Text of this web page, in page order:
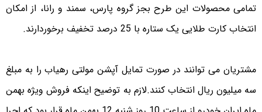
تمامی محصولات این طرح بجز گروه پارس، سمند و رانا، از امکان
انتخاب کارت طلایی یک ستاره با 25 درصد تخفیف برخوردارند.
مشتریان می توانند در صورت تمایل آپشن مولتی رهیاب را به مبلغ
سه میلیون ریال انتخاب کنند.لازم به توضیح اینکه فروش ویژه بهمن